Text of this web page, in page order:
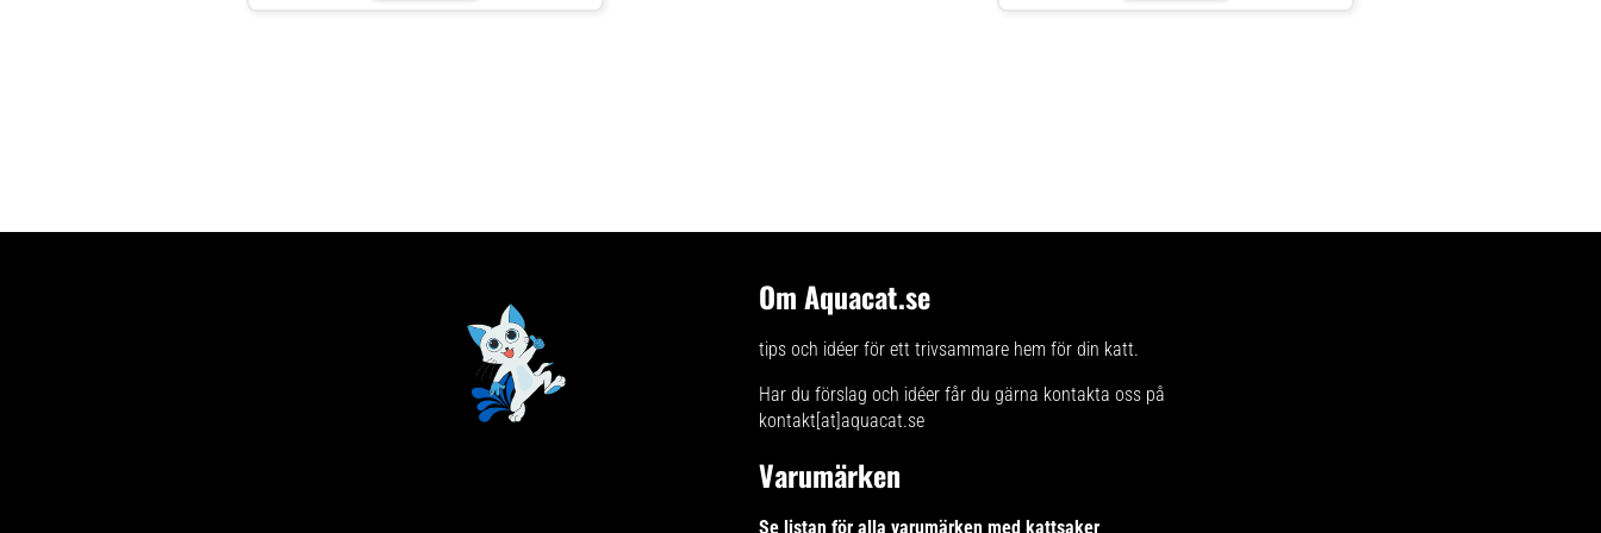
Om Aquacat.se
tips och idéer för ett trivsammare hem för din katt.
Har du förslag och idéer får du gärna kontakta oss på
kontakt[at]aquacat.se
Varumärken
Se listan för alla varumärken med kattsaker